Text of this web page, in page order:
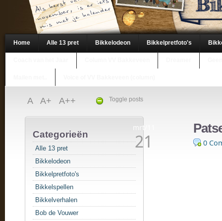
Home Alle 13 pret Bikkelodeon Bikkelpretfoto's
Toggle posts
A A+ A++
Categorieën
Alle 13 pret
Bikkelodeon
Bikkelpretfoto's
Bikkelspellen
Bikkelverhalen
Bob de Vouwer
mrt/11
21 0